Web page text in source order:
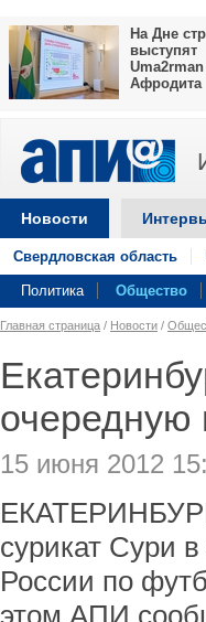
На Дне
выступят
Афродита
Новости
Свердловская область
Политика Общество
Главная страница / Новости /
очередную
15 июня 2012
сурикат Сури
России по
этом АПИ